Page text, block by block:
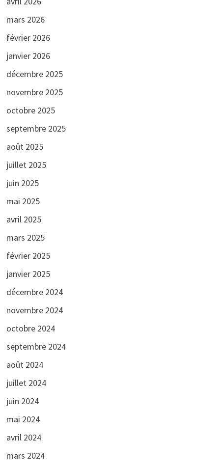
mars 2026
février 2026
janvier 2026
décembre 2025
novembre 2025
octobre 2025
septembre 2025
août 2025
juillet 2025
juin 2025
mai 2025
avril 2025
mars 2025
février 2025
janvier 2025
décembre 2024
novembre 2024
octobre 2024
septembre 2024
août 2024
juillet 2024
juin 2024
mai 2024
avril 2024
mars 2024